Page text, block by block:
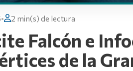
• 2 min(s) de lectura
Falcón e
de la